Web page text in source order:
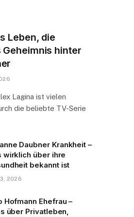
Leben, die
hinter
Lagina ist vielen
die beliebte TV-Serie
Daubner Krankheit –
wirklich über ihre
bekannt ist
2026
Hofmann Ehefrau –
über Privatleben,